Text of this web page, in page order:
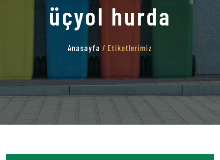
üçyol hurda
Anasayfa / Etiketlerimiz